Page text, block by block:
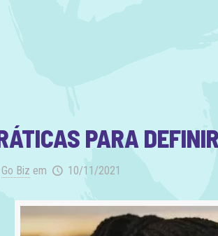
PARA
Go Biz em 10/11/2021